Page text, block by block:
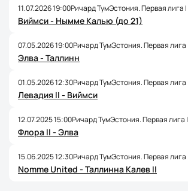
11.07.2026 19:00Ричард ТумЭстония. Первая лига
Виймси - Нымме Калью (до 21)
07.05.2026 19:00Ричард ТумЭстония. Первая лига
Элва - Таллинн
01.05.2026 12:30Ричард ТумЭстония. Первая лига
Левадия II - Виймси
12.07.2025 15:00Ричард ТумЭстония. Первая лига
Флора II - Элва
15.06.2025 12:30Ричард ТумЭстония. Первая лига
Nomme United - Таллинна Калев II